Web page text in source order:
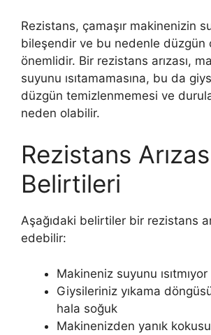
Rezistans, çamaşır makinenizin
bileşendir ve bu nedenle düzgün
önemlidir. Bir rezistans arızası,
suyunu ısıtamamasına, bu da
düzgün temizlenmemesi ve
neden olabilir.
Rezistans
Belirtileri
Aşağıdaki belirtiler bir rezistans
edebilir:
Makineniz suyunu ısıtmıyor
Giysileriniz yıkama
hala soğuk
Makinenizden yanık